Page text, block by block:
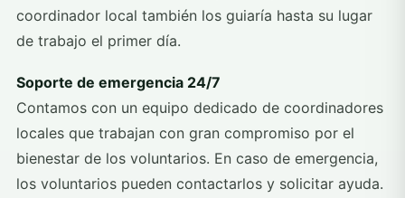
coordinador local también los guiaría hasta su lugar
de trabajo el primer día.
Soporte de emergencia 24/7
Contamos con un equipo dedicado de coordinadores
locales que trabajan con gran compromiso por el
bienestar de los voluntarios. En caso de emergencia,
los voluntarios pueden contactarlos y solicitar ayuda.